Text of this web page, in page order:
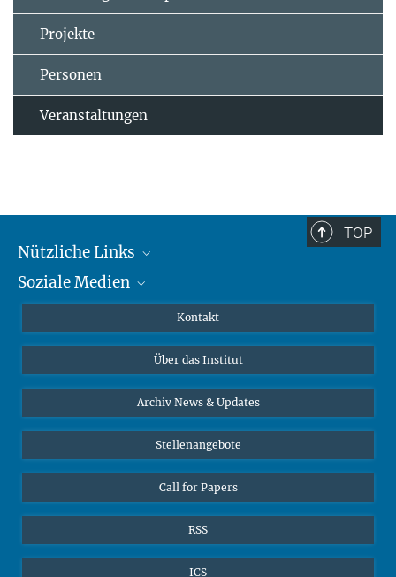
Projekte
Personen
Veranstaltungen
TOP
Nützliche Links
MMG Alumni Corner
Online-Vorträge
Interviews zum Thema "Diversity"
Soziale Medien
Bluesky
Kontakt
Über das Institut
Archiv News & Updates
Stellenangebote
Call for Papers
RSS
ICS